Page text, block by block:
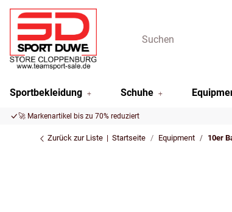
Sportbekleidung Schuhe
🚀 Markenartikel bis zu 70% reduziert
Zurück zur Liste Startseite Equipment 10er